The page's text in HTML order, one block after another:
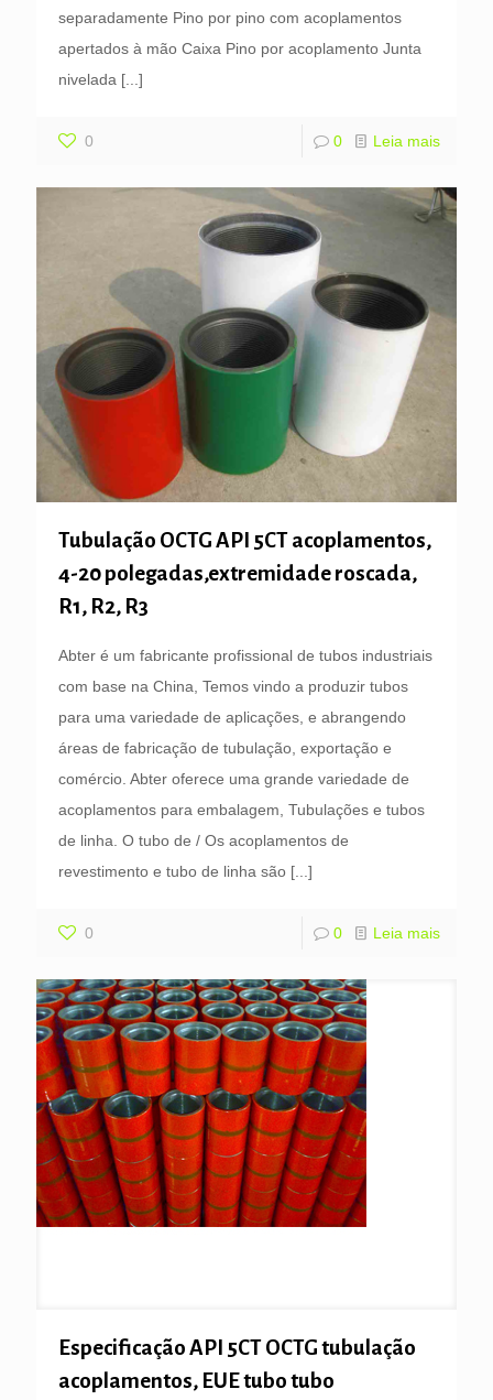
separadamente Pino por pino com acoplamentos
apertados à mão Caixa Pino por acoplamento Junta
nivelada [...]
0 0 Leia mais
Tubulação OCTG API 5CT acoplamentos,
4-20 polegadas,extremidade roscada,
R1, R2, R3
Abter é um fabricante profissional de tubos industriais
com base na China, Temos vindo a produzir tubos
para uma variedade de aplicações, e abrangendo
áreas de fabricação de tubulação, exportação e
comércio. Abter oferece uma grande variedade de
acoplamentos para embalagem, Tubulações e tubos
de linha. O tubo de / Os acoplamentos de
revestimento e tubo de linha são [...]
0 0 Leia mais
Especificação API 5CT OCTG tubulação
acoplamentos, EUE tubo tubo